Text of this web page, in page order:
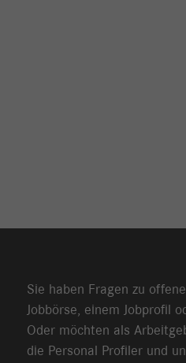
Sie haben Fragen zu
Jobbörse, einem Jobprofil
Oder möchten als
die Personal Profiler und